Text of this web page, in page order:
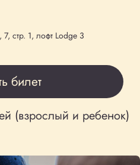
стр. 1, лофт Lodge 3